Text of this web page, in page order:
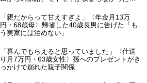
「親だからって甘えすぎよ」〈年金月13万
円・68歳母〉帰省した40歳長男に告げた「も
う実家には泊めない」
「喜んでもらえると思っていました」〈仕送
り月7万円・63歳女性〉孫へのプレゼントがき
っかけで崩れた親子関係